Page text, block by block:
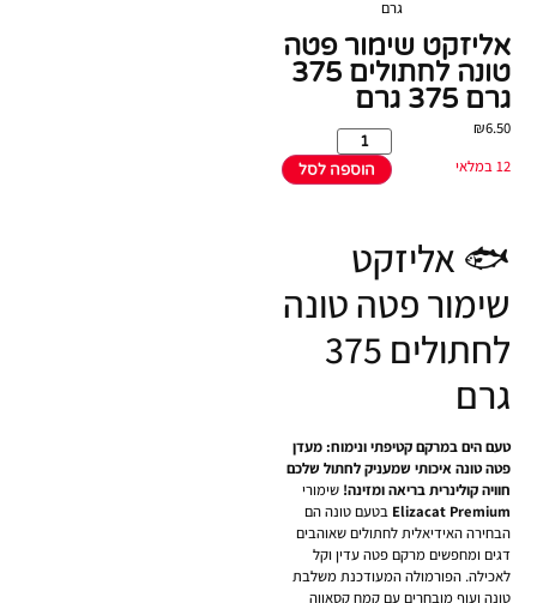
גרם
אליזקט שימור פטה
טונה לחתולים 375
גרם 375 גרם
₪6.50
12 במלאי
הוספה לסל
🐟 אליזקט
שימור פטה טונה
לחתולים 375
גרם
טעם הים במרקם קטיפתי ונימוח: מעדן
פטה טונה איכותי שמעניק לחתול שלכם
חוויה קולינרית בריאה ומזינה! שימורי
Elizacat Premium בטעם טונה הם
הבחירה האידיאלית לחתולים שאוהבים
דגים ומחפשים מרקם פטה עדין וקל
לאכילה. הפורמולה המעודכנת משלבת
טונה ועוף מובחרים עם קמח קסאווה